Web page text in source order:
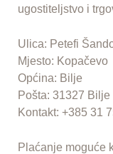
ugostiteljstvo i
Ulica: Petefi
Mjesto: Kopačevo
Općina: Bilje
Pošta: 31327 Bilje
Kontakt: +385 31
Plaćanje moguće